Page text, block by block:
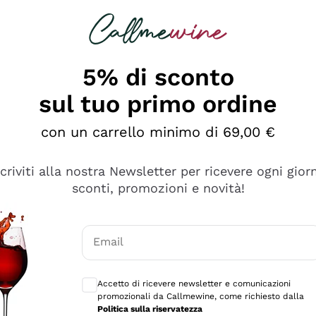
diversi e con un ampio range di prezzo. Le
5% di sconto
sul tuo primo ordine
con un carrello minimo di 69,00 €
alla nostra Newsletter per ricevere ogni
sconti, promozioni e novità!
Email
Accetto di ricevere newsletter e comunicazioni
promozionali da Callmewine, come richiesto dalla
Politica sulla riservatezza